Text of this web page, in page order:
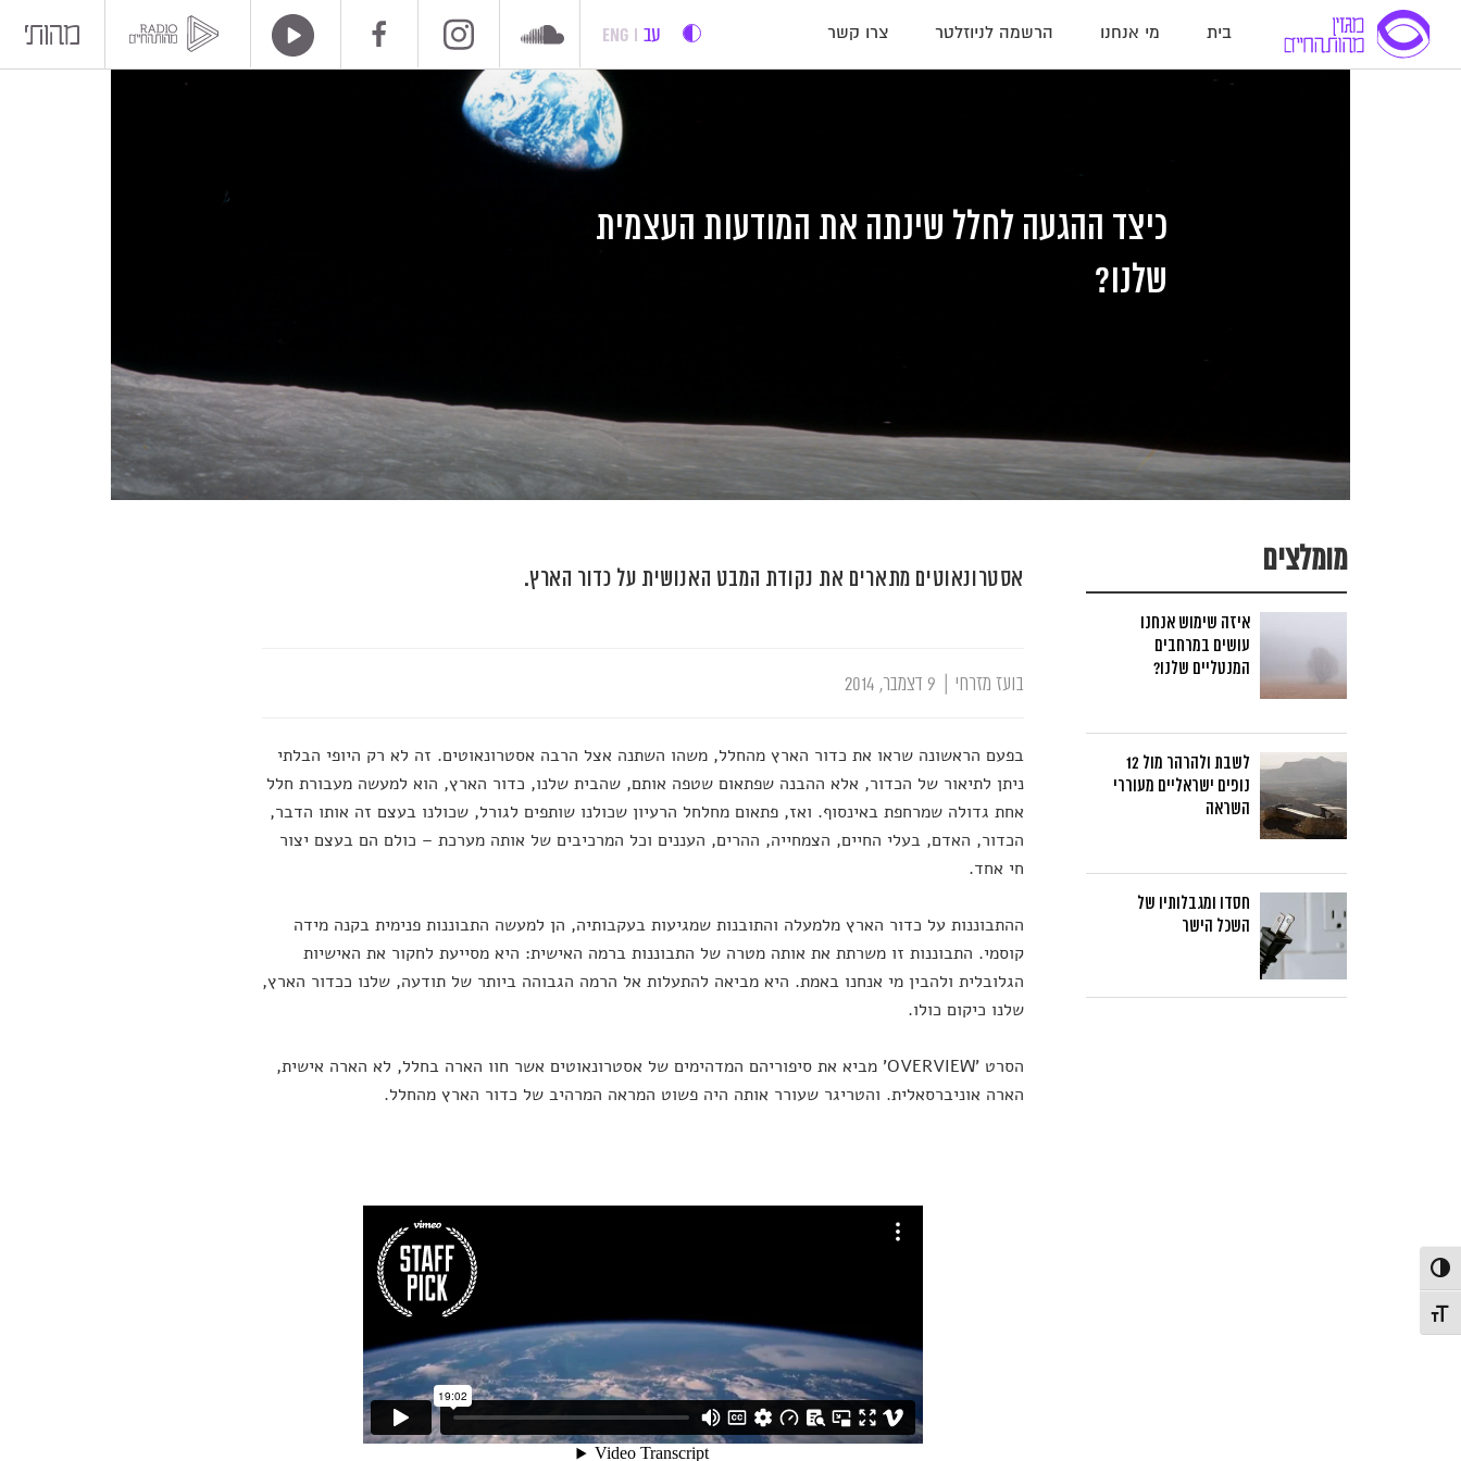
הפעל/כבה ניגודיות גבוהה
מתג גודל גופן
בית מי אנחנו הרשמה לניוזלטר צרו קשר עב ENG
כיצד ההגעה לחלל שינתה את המודעות העצמית
שלנו?
אסטרונאוטים מתארים את נקודת המבט האנושית על כדור הארץ.
בועז מזרחי
בפעם הראשונה שראו את כדור הארץ מהחלל, משהו השתנה אצל הרבה אסטרונאוטים. זה לא רק היופי הבלתי
ניתן לתיאור של הכדור, אלא ההבנה שפתאום שטפה אותם, שהבית שלנו, כדור הארץ, הוא למעשה מעבורת חלל
אחת גדולה שמרחפת באינסוף. ואז, פתאום מחלחל הרעיון שכולנו שותפים לגורל, שכולנו בעצם זה אותו הדבר,
הכדור, האדם, בעלי החיים, הצמחייה, ההרים, העננים וכל המרכיבים של אותה מערכת – כולם הם בעצם יצור
חי אחד.
ההתבוננות על כדור הארץ מלמעלה והתובנות שמגיעות בעקבותיה, הן למעשה התבוננות פנימית בקנה מידה
קוסמי. התבוננות זו משרתת את אותה מטרה של התבוננות ברמה האישית: היא מסייעת לחקור את האישיות
הגלובלית ולהבין מי אנחנו באמת. היא מביאה להתעלות אל הרמה הגבוהה ביותר של תודעה, שלנו ככדור הארץ,
שלנו כיקום כולו.
הסרט 'OVERVIEW' מביא את סיפוריהם המדהימים של אסטרונאוטים אשר חוו הארה בחלל, לא הארה אישית,
הארה אוניברסאלית. והטריגר שעורר אותה היה פשוט המראה המרהיב של כדור הארץ מהחלל.
מומלצים
איזה שימוש אנחנו
עושים במרחבים
המנטליים שלנו?
לשבת ולהרהר מול 12
נופים ישראליים מעוררי
השראה
חסדו ומגבלותיו של
השכל הישר